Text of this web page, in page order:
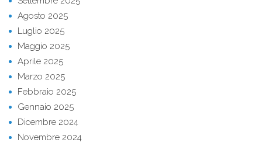
Agosto 2025
Luglio 2025
Maggio 2025
Aprile 2025
Marzo 2025
Febbraio 2025
Gennaio 2025
Dicembre 2024
Novembre 2024